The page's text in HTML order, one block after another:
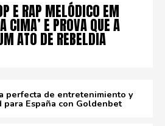
E RAP MELÓDICO EM
CIMA’ E PROVA QUE A
ATO DE REBELDIA
perfecta de entretenimiento y
España con Goldenbet